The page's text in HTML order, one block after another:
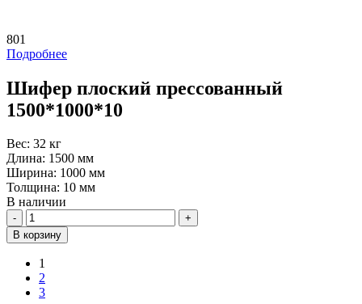
801
Подробнее
Шифер плоский прессованный
1500*1000*10
Вес: 32 кг
Длина: 1500 мм
Ширина: 1000 мм
Толщина: 10 мм
В наличии
Количество
В корзину
1
2
3